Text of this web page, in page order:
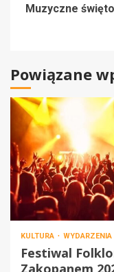
Muzyczne
Powiązane
KULTURA WYDARZENIA
Festiwal